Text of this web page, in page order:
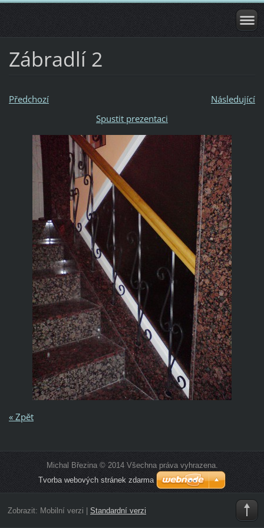
Zábradlí 2
Předchozí
Následující
Spustit prezentaci
« Zpět
Michal Březina © 2014 Všechna práva vyhrazena.
Tvorba webových stránek zdarma
Zobrazit: Mobilní verzi Standardní verzi